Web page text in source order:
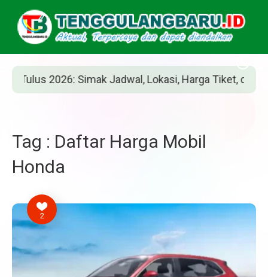
2026: Simak Jadwal, Lokasi, Harga Tiket, dan Cara
Tag : Daftar Harga Mobil
Honda
2